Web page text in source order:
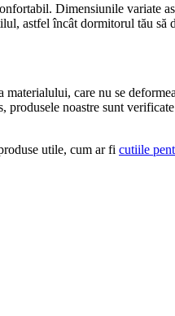
Dimensiunile variate
astfel încât dormitorul tău să
care nu se
noastre sunt
utile, cum ar fi cutiile